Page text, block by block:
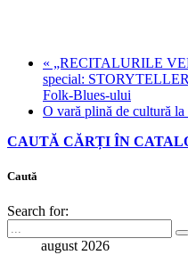
« „RECITALURILE
special:
Folk‑Blues‑ului
O vară plină de cultură
CAUTĂ CĂRȚI ÎN
Caută
Search for:
august 2026